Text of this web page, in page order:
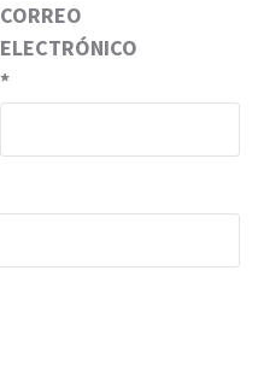
CORREO
ELECTRÓNICO
*